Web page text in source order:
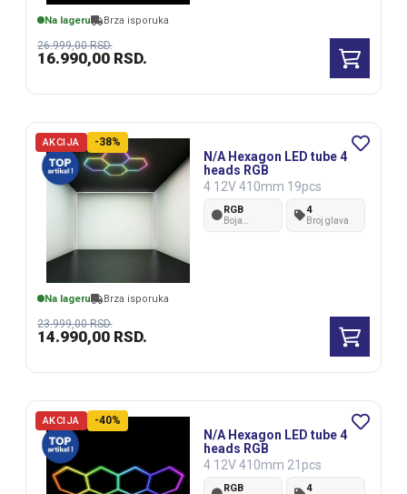
Na lageru Brza isporuka
26.999,00RSD.
16.990,00 RSD.
AKCIJA -38%
Na lageru Brza isporuka
23.999,00RSD.
14.990,00 RSD.
N/A Hexagon LED tube 4
heads RGB
4 12V 410mm 19pcs
RGB
Boja
4
Broj glava
AKCIJA -40%
N/A Hexagon LED tube 4
heads RGB
4 12V 410mm 21pcs
RGB 4